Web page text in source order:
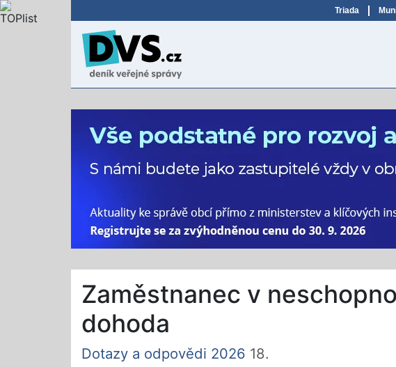
Triada
Zaměstnanec v
dohoda
Dotazy a odpovědi 2026 18.